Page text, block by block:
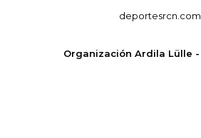
deportesrcn.com
Organización Ardila Lülle -